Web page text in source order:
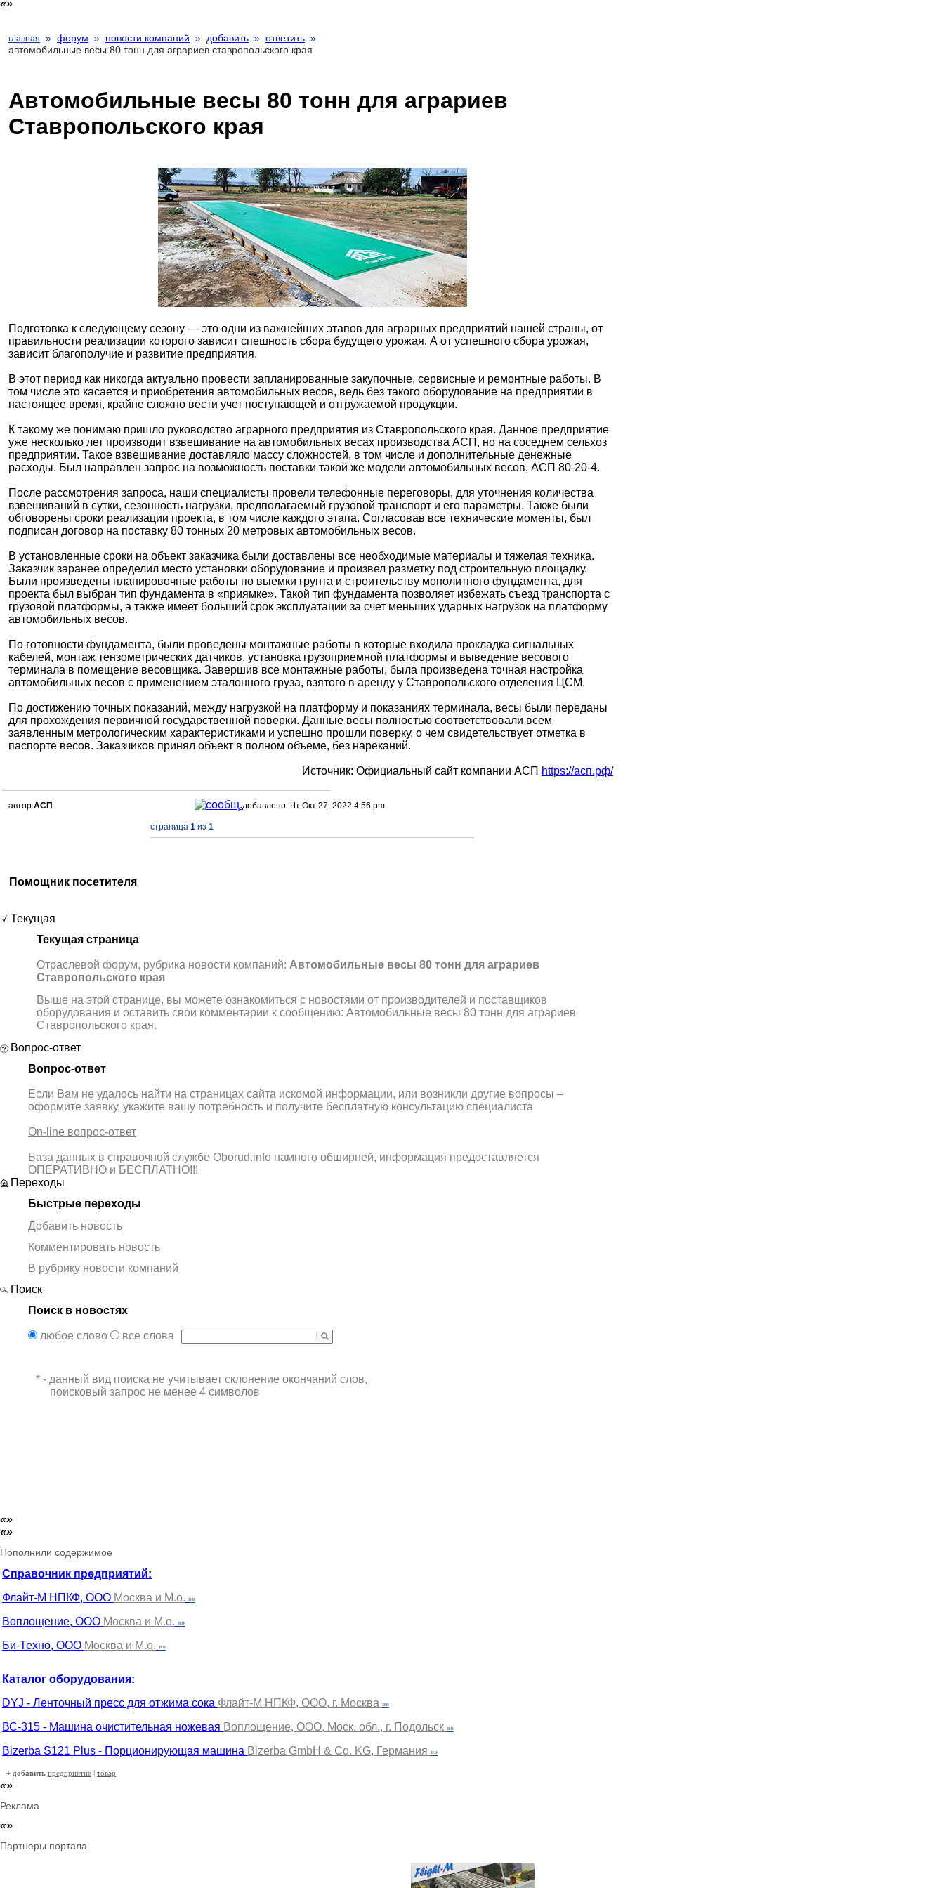
главная » форум » новости компаний » добавить » ответить »
автомобильные весы 80 тонн для аграриев ставропольского края
Автомобильные весы 80 тонн для аграриев
Ставропольского края
Подготовка к следующему сезону — это одни из важнейших этапов для аграрных предприятий нашей страны, от
правильности реализации которого зависит спешность сбора будущего урожая. А от успешного сбора урожая,
зависит благополучие и развитие предприятия.
В этот период как никогда актуально провести запланированные закупочные, сервисные и ремонтные работы. В
том числе это касается и приобретения автомобильных весов, ведь без такого оборудование на предприятии в
настоящее время, крайне сложно вести учет поступающей и отгружаемой продукции.
К такому же понимаю пришло руководство аграрного предприятия из Ставропольского края. Данное предприятие
уже несколько лет производит взвешивание на автомобильных весах производства АСП, но на соседнем сельхоз
предприятии. Такое взвешивание доставляло массу сложностей, в том числе и дополнительные денежные
расходы. Был направлен запрос на возможность поставки такой же модели автомобильных весов, АСП 80-20-4.
После рассмотрения запроса, наши специалисты провели телефонные переговоры, для уточнения количества
взвешиваний в сутки, сезонность нагрузки, предполагаемый грузовой транспорт и его параметры. Также были
обговорены сроки реализации проекта, в том числе каждого этапа. Согласовав все технические моменты, был
подписан договор на поставку 80 тонных 20 метровых автомобильных весов.
В установленные сроки на объект заказчика были доставлены все необходимые материалы и тяжелая техника.
Заказчик заранее определил место установки оборудование и произвел разметку под строительную площадку.
Были произведены планировочные работы по выемки грунта и строительству монолитного фундамента, для
проекта был выбран тип фундамента в «приямке». Такой тип фундамента позволяет избежать съезд транспорта с
грузовой платформы, а также имеет больший срок эксплуатации за счет меньших ударных нагрузок на платформу
автомобильных весов.
По готовности фундамента, были проведены монтажные работы в которые входила прокладка сигнальных
кабелей, монтаж тензометрических датчиков, установка грузоприемной платформы и выведение весового
терминала в помещение весовщика. Завершив все монтажные работы, была произведена точная настройка
автомобильных весов с применением эталонного груза, взятого в аренду у Ставропольского отделения ЦСМ.
По достижению точных показаний, между нагрузкой на платформу и показаниях терминала, весы были переданы
для прохождения первичной государственной поверки. Данные весы полностью соответствовали всем
заявленным метрологическим характеристиками и успешно прошли поверку, о чем свидетельствует отметка в
паспорте весов. Заказчиков принял объект в полном объеме, без нареканий.
Источник: Официальный сайт компании АСП https://асп.рф/
автор АСП добавлено: Чт Окт 27, 2022 4:56 pm
страница 1 из 1
Помощник посетителя
Текущая
Текущая страница
Отраслевой форум, рубрика новости компаний: Автомобильные весы 80 тонн для аграриев
Ставропольского края
Выше на этой странице, вы можете ознакомиться с новостями от производителей и поставщиков
оборудования и оставить свои комментарии к сообщению: Автомобильные весы 80 тонн для аграриев
Ставропольского края.
Вопрос-ответ
Вопрос-ответ
Если Вам не удалось найти на страницах сайта искомой информации, или возникли другие вопросы –
оформите заявку, укажите вашу потребность и получите бесплатную консультацию специалиста
On-line вопрос-ответ
База данных в справочной службе Oborud.info намного обширней, информация предоставляется
ОПЕРАТИВНО и БЕСПЛАТНО!!!
Переходы
Быстрые переходы
Добавить новость
Комментировать новость
В рубрику новости компаний
Поиск
Поиск в новостях
любое слово все слова
* - данный вид поиска не учитывает склонение окончаний слов,
поисковый запрос не менее 4 символов
Пополнили содержимое
Справочник предприятий:
Флайт-М НПКФ, ООО Москва и М.о. »»
Воплощение, ООО Москва и М.о. »»
Би-Техно, ООО Москва и М.о. »»
Каталог оборудования:
DYJ - Ленточный пресс для отжима сока Флайт-М НПКФ, ООО, г. Москва »»
ВС-315 - Машина очистительная ножевая Воплощение, ООО, Моск. обл., г. Подольск »»
Bizerba S121 Plus - Порционирующая машина Bizerba GmbH & Co. KG, Германия »»
+ добавить предприятие товар
Реклама
Партнеры портала